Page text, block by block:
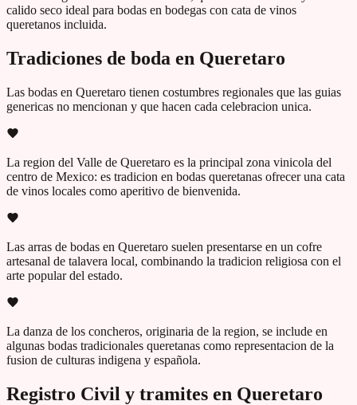
calido seco ideal para bodas en bodegas con cata de vinos
queretanos incluida.
Tradiciones de boda en Queretaro
Las bodas en Queretaro tienen costumbres regionales que las guias
genericas no mencionan y que hacen cada celebracion unica.
La region del Valle de Queretaro es la principal zona vinicola del
centro de Mexico: es tradicion en bodas queretanas ofrecer una cata
de vinos locales como aperitivo de bienvenida.
Las arras de bodas en Queretaro suelen presentarse en un cofre
artesanal de talavera local, combinando la tradicion religiosa con el
arte popular del estado.
La danza de los concheros, originaria de la region, se include en
algunas bodas tradicionales queretanas como representacion de la
fusion de culturas indigena y española.
Registro Civil y tramites en Queretaro